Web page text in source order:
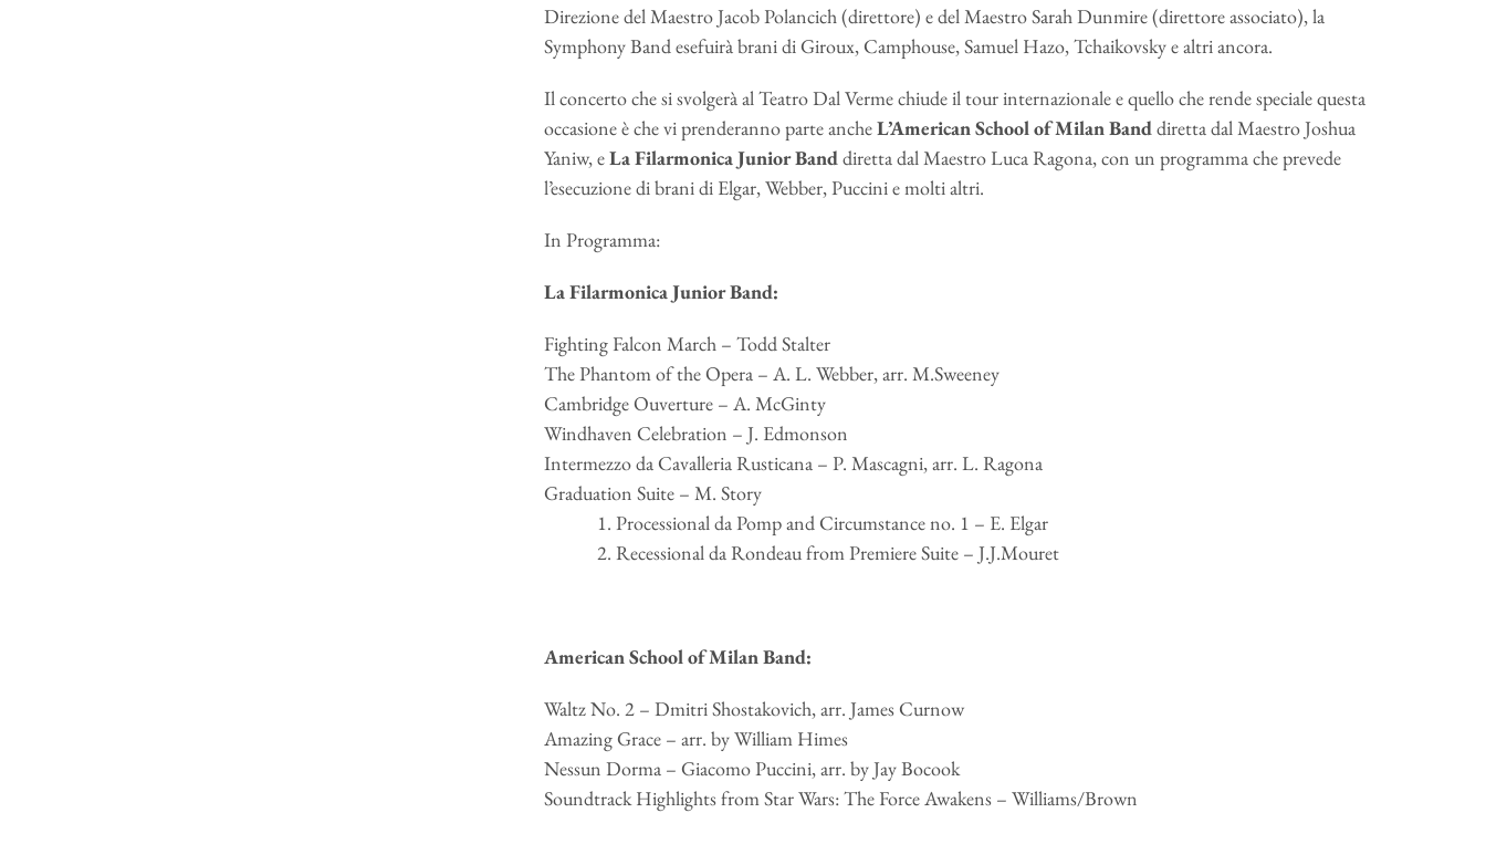
Direzione del Maestro Jacob Polancich (direttore) e del Maestro Sarah Dunmire (direttore associato), la
Symphony Band esefuirà brani di Giroux, Camphouse, Samuel Hazo, Tchaikovsky e altri ancora.
Il concerto che si svolgerà al Teatro Dal Verme chiude il tour internazionale e quello che rende speciale questa
occasione è che vi prenderanno parte ancheL’American School of Milan Banddiretta dal Maestro Joshua
Yaniw, eLa Filarmonica Junior Banddiretta dal Maestro Luca Ragona, con un programma che prevede
l’esecuzione di brani di Elgar, Webber, Puccini e molti altri.
In Programma:
La Filarmonica Junior Band:
Fighting Falcon March – Todd Stalter
The Phantom of the Opera – A. L. Webber, arr. M.Sweeney
Cambridge Ouverture – A. McGinty
Windhaven Celebration – J. Edmonson
Intermezzo da Cavalleria Rusticana – P. Mascagni, arr. L. Ragona
Graduation Suite – M. Story
1. Processional da Pomp and Circumstance no. 1 – E. Elgar
2. Recessional da Rondeau from Premiere Suite – J.J.Mouret
American School of Milan Band:
Waltz No. 2 – Dmitri Shostakovich, arr. James Curnow
Amazing Grace – arr. by William Himes
Nessun Dorma – Giacomo Puccini, arr. by Jay Bocook
Soundtrack Highlights from Star Wars: The Force Awakens – Williams/Brown